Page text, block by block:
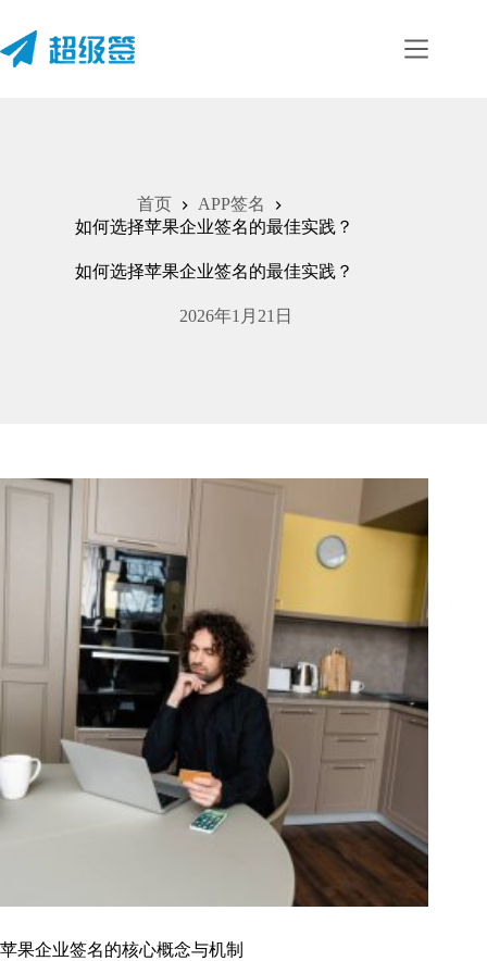
内
首页
APP签名
如何选择苹果企业签名的最佳实践？
如何选择苹果企业签名的最佳实践？
2026年1月21日
苹果企业签名的核心概念与机制